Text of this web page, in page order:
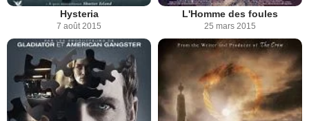
Hysteria
7 août 2015
L'Homme des foules
25 mars 2015